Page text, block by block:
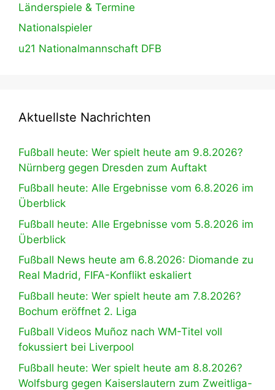
Länderspiele & Termine
Nationalspieler
u21 Nationalmannschaft DFB
Aktuellste Nachrichten
Fußball heute: Wer spielt heute am 9.8.2026?
Nürnberg gegen Dresden zum Auftakt
Fußball heute: Alle Ergebnisse vom 6.8.2026 im
Überblick
Fußball heute: Alle Ergebnisse vom 5.8.2026 im
Überblick
Fußball News heute am 6.8.2026: Diomande zu
Real Madrid, FIFA-Konflikt eskaliert
Fußball heute: Wer spielt heute am 7.8.2026?
Bochum eröffnet 2. Liga
Fußball Videos Muñoz nach WM-Titel voll
fokussiert bei Liverpool
Fußball heute: Wer spielt heute am 8.8.2026?
Wolfsburg gegen Kaiserslautern zum Zweitliga-